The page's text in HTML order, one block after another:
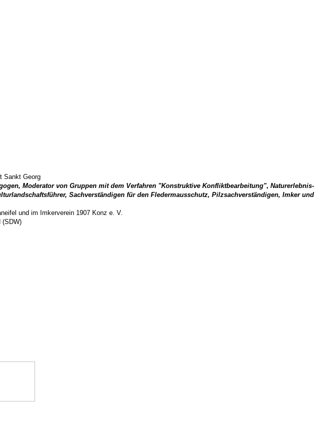
Sankt Georg
Moderator von Gruppen mit dem Verfahren "Konstruktive Konfliktbearbeitung", Naturerlebnis-
Sachverständigen für den Fledermausschutz, Pilzsachverständigen, Imker und
und im Imkerverein 1907 Konz e. V.
(SDW)